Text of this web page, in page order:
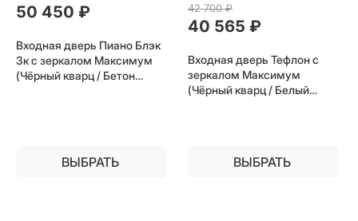
50 450 ₽
Входная дверь Пиано Блэк
3к с зеркалом Максимум
(Чёрный кварц / Бетон
ВЫБРАТЬ
42 700 ₽
40 565 ₽
Входная дверь Тефлон с
зеркалом Максимум
(Чёрный кварц / Белый
ВЫБРАТЬ